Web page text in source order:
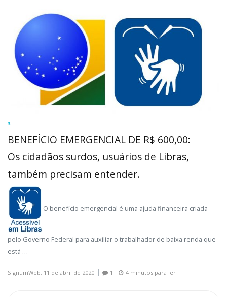
3
BENEFÍCIO EMERGENCIAL DE R$ 600,00:
Os cidadãos surdos, usuários de Libras,
também precisam entender.
O benefício emergencial é uma ajuda financeira criada
pelo Governo Federal para auxiliar o trabalhador de baixa renda que
está …
SignumWeb, 11 de abril de 2020 1 4 minutos para ler